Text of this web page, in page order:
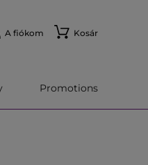
A fiókom Kosár
Promotions